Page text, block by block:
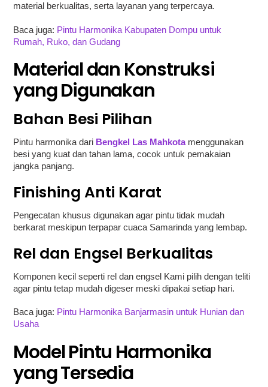
material berkualitas, serta layanan yang terpercaya.
Baca juga: Pintu Harmonika Kabupaten Dompu untuk
Rumah, Ruko, dan Gudang
Material dan Konstruksi
yang Digunakan
Bahan Besi Pilihan
Pintu harmonika dari Bengkel Las Mahkotamenggunakan
besi yang kuat dan tahan lama, cocok untuk pemakaian
jangka panjang.
Finishing Anti Karat
Pengecatan khusus digunakan agar pintu tidak mudah
berkarat meskipun terpapar cuaca Samarinda yang lembap.
Rel dan Engsel Berkualitas
Komponen kecil seperti rel dan engsel Kami pilih dengan teliti
agar pintu tetap mudah digeser meski dipakai setiap hari.
Baca juga: Pintu Harmonika Banjarmasin untuk Hunian dan
Usaha
Model Pintu Harmonika
yang Tersedia